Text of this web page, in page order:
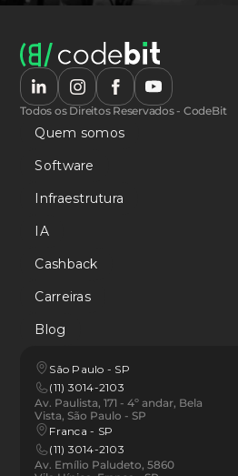
Todos os Direitos Reservados - CodeBit
Quem somos
Software
Infraestrutura
IA
Cashback
Carreiras
Blog
São Paulo - SP
(11) 3014-2103
Av. Paulista, 171 - 4º andar, Bela
Vista, São Paulo - SP
Franca - SP
(11) 3014-2103
Av. Emílio Paludeto, 5860